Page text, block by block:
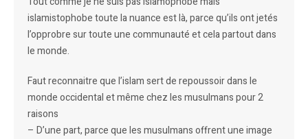
islamistophobe toute la nuance est là, parce qu’ils ont jetés
l’opprobre sur toute une communauté et cela partout dans
le monde.
Faut reconnaitre que l’islam sert de repoussoir dans le
monde occidental et même chez les musulmans pour 2
raisons
– D’une part, parce que les musulmans offrent une image